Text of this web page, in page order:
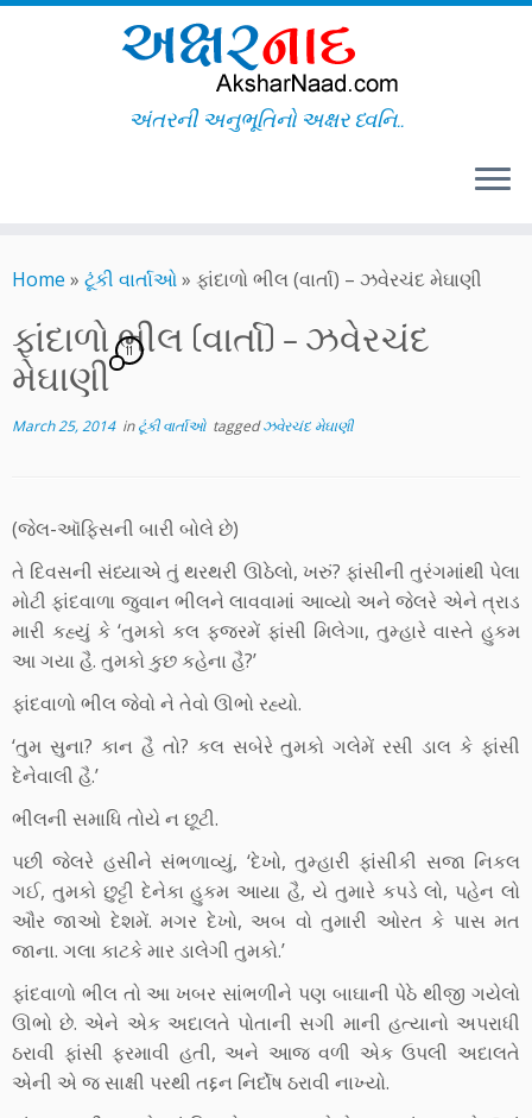
to
અંતરની અનુભૂતિનો અક્ષર ધ્વનિ..
Home » ટૂંકી વાર્તાઓ» ફાંદાળો ભીલ (વાર્તા) – ઝવેરચંદ મેઘાણી
ફાંદાળો ભીલ (વાર્તા) – ઝવેરચંદ
મેઘાણી
11
March 25, 2014inટૂંકી વાર્તાઓ taggedઝવેરચંદ મેઘાણી
(જેલ-ઑફિસની બારી બોલે છે)
તે દિવસની સંધ્યાએ તું થરથરી ઊઠેલો, ખરું? ફાંસીની તુરંગમાંથી પેલા
મોટી ફાંદવાળા જુવાન ભીલને લાવવામાં આવ્યો અને જેલરે એને ત્રાડ
મારી કહ્યું કે ‘તુમકો કલ ફજરમેં ફાંસી મિલેગા, તુમ્હારે વાસ્તે હુકમ
આ ગયા હૈ. તુમકો કુછ કહેના હૈ?’
ફાંદવાળો ભીલ જેવો ને તેવો ઊભો રહ્યો.
‘તુમ સુના? કાન હૈ તો? કલ સબેરે તુમકો ગલેમેં રસી ડાલ કે ફાંસી
દેનેવાલી હૈ.’
ભીલની સમાધિ તોયે ન છૂટી.
પછી જેલરે હસીને સંભળાવ્યું, ‘દેખો, તુમ્હારી ફાંસીકી સજા નિકલ
ગઈ, તુમકો છુટ્ટી દેનેકા હુકમ આયા હૈ, યે તુમારે કપડે લો, પહેન લો
ઔર જાઓ દેશમેં. મગર દેખો, અબ વો તુમારી ઓરત કે પાસ મત
જાના. ગલા કાટકે માર ડાલેગી તુમકો.’
ફાંદવાળો ભીલ તો આ ખબર સાંભળીને પણ બાઘાની પેઠે થીજી ગયેલો
ઊભો છે. એને એક અદાલતે પોતાની સગી માની હત્યાનો અપરાધી
ઠરાવી ફાંસી ફરમાવી હતી, અને આજ વળી એક ઉપલી અદાલતે
એની એ જ સાક્ષી પરથી તદ્દન નિર્દોષ ઠરાવી નાખ્યો.